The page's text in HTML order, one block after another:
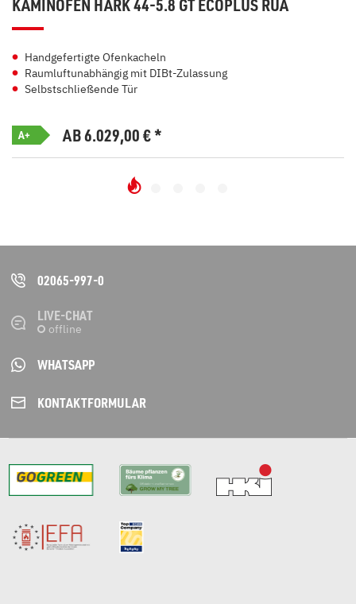
KAMINOFEN HARK 44-5.8 GT ECOPLUS RUA
Handgefertigte Ofenkacheln
Raumluftunabhängig mit DIBt-Zulassung
Selbstschließende Tür
A+ AB 6.029,00€*
02065-997-0
LIVE-CHAT
WHATSAPP
KONTAKT­FORMULAR